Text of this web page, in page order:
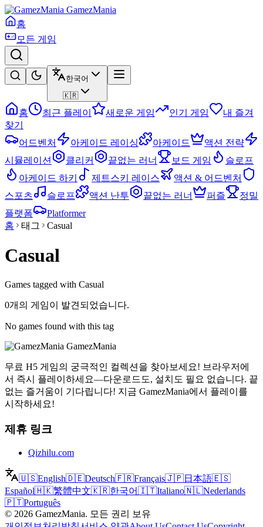
GamezMania
홈
모든 게임
한국어
🇰🇷
홈 최근 플레이 새로운 게임 인기 게임
내 즐겨
찾기
어드벤처
아케이드 레이싱 아케이드
액션 전략
시뮬레이션
클리커 끝없는 러너 보드 게임
슬로프
아케이드 하키
제트스키 레이스
액션 & 어드벤처
스포츠
슬로프 액션 난투 끝없는 러너 퍼즐
정밀
플랫폼
Platformer
홈
태그 Casual
Casual
Games tagged with Casual
0개의 게임이 발견되었습니다.
No games found with this tag
GamezMania
무료 H5 게임의 궁극적인 컬렉션을 찾아보세요! 브라우저에
서 즉시 플레이하세요—다운로드도, 설치도 필요 없습니다. 끝
없는 즐거움이 기다립니다! 지금 GamezMania에서 플레이를
시작하세요!
제휴 링크
Qizhilu.com
🇺🇸English🇩🇪Deutsch🇫🇷Français🇯🇵日本語🇪🇸
Español🇭🇰繁體中文🇰🇷한국어🇮🇹Italiano🇳🇱Nederlands
🇵🇹Português
© 2026 GamezMania. 모든 권리 보유